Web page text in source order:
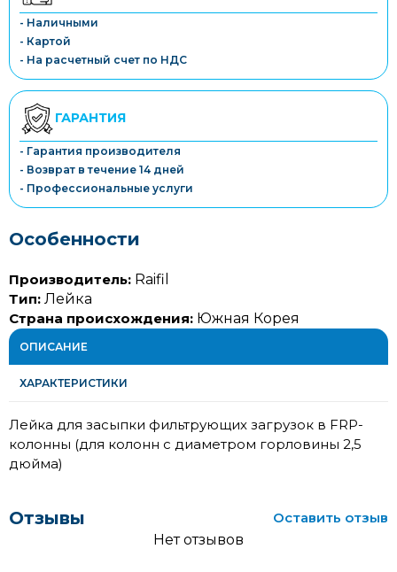
- Наличными
- Картой
- На расчетный счет по НДС
ГАРАНТИЯ
- Гарантия производителя
- Возврат в течение 14 дней
- Профессиональные услуги
Особенности
Производитель: Raifil
Тип: Лейка
Страна происхождения: Южная Корея
ОПИСАНИЕ
ХАРАКТЕРИСТИКИ
Лейка для засыпки фильтрующих загрузок в FRP-
колонны (для колонн с диаметром горловины 2,5
дюйма)
Отзывы
Оставить отзыв
Нет отзывов